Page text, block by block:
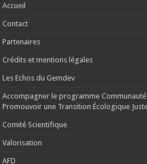
Accueil
Contact
Partenaires
Crédits et mentions légales
Les Echos du Gemdev
Accompagner le programme
Promouvoir une Transition Écologique
Comité Scientifique
Valorisation
AFD